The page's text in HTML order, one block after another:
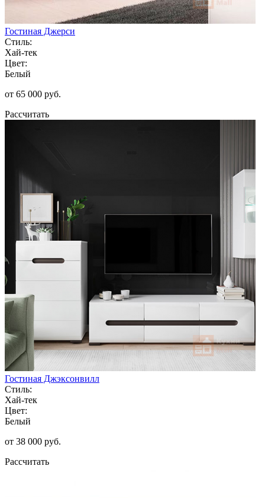
Гостиная Джерси
Стиль:
Хай-тек
Цвет:
Белый
от 65 000 руб.
Рассчитать
Гостиная Джэксонвилл
Стиль:
Хай-тек
Цвет:
Белый
от 38 000 руб.
Рассчитать